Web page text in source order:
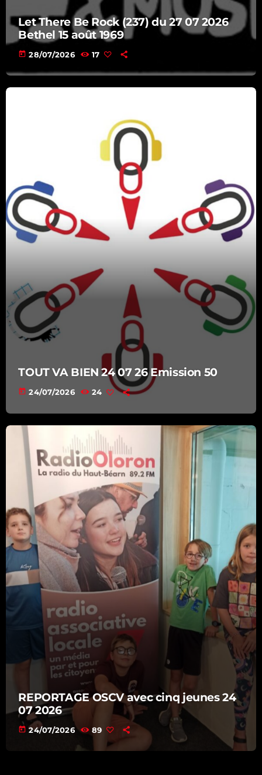
Let There Be Rock (237) du 27 07 2026
Bethel 15 août 1969
today 28/07/2026 17
TOUT VA BIEN 24 07 26 Emission 50
today 24/07/2026 24
REPORTAGE OSCV avec cinq jeunes 24
07 2026
today 24/07/2026 89